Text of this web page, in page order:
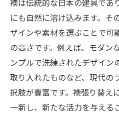
襖は伝統的な日本の建具であ
にも自然に溶け込みます。そ
ザインや素材を選ぶことで可
の高さです。例えば、モダン
ンプルで洗練されたデザイン
取り入れたものなど、現代の
択肢が豊富です。襖張り替え
一新し、新たな活力を与える